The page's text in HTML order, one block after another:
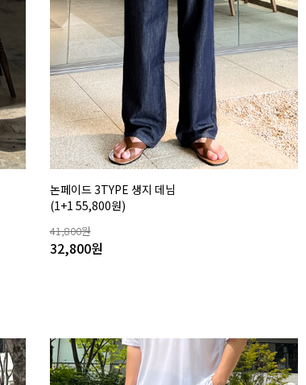
논페이드 3TYPE 생지 데님
(1+1 55,800원)
41,800원
32,800원